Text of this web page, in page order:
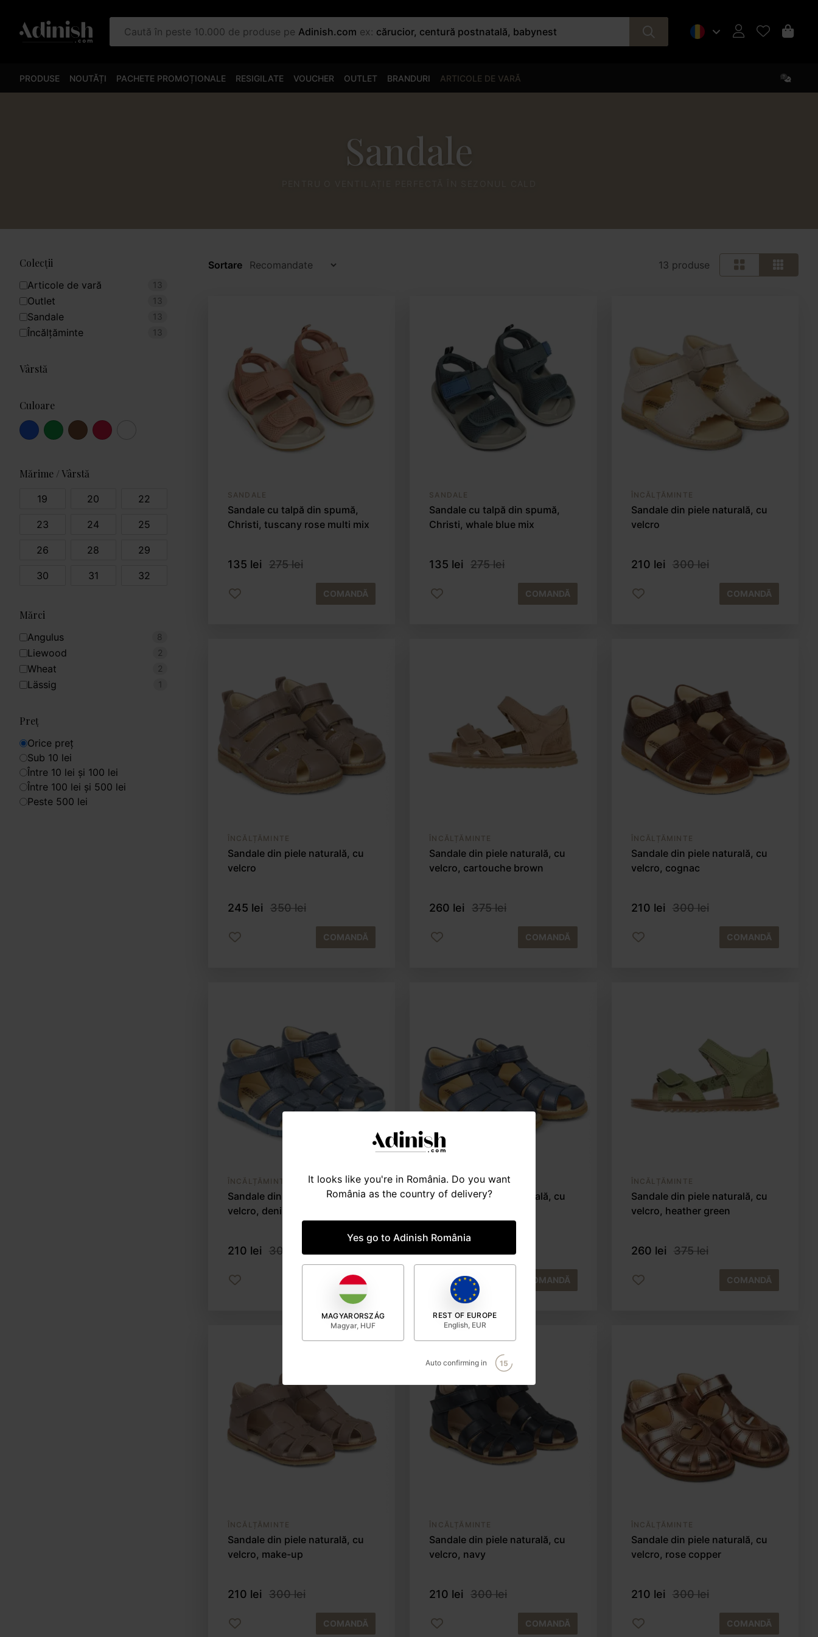
Caută în peste 10.000 de produse pe Adinish.com ex: cărucior, centură postnatală, babynest
PRODUSE NOUTĂȚI PACHETE PROMOȚIONALE RESIGILATE VOUCHER OUTLET BRANDURI ARTICOLE DE VARĂ
Sandale
Colecții
Articole de vară 13
Outlet 13
Sandale 13
Încălțăminte 13
Vârstă
Culoare
Mărime / Vârstă
19 20 22
23 24 25
26 28 29
30 31 32
Mărci
Angulus 8
Liewood 2
Wheat 2
Lässig 1
Preț
Orice preț
Sub 10 lei
Între 10 lei și 100 lei
Între 100 lei și 500 lei
Peste 500 lei
Sortare 13 produse
SANDALE
Sandale cu talpă din spumă,
Christi, tuscany rose multi mix
135 lei 275 lei
COMANDĂ
SANDALE
Sandale cu talpă din spumă,
Christi, whale blue mix
135 lei 275 lei
COMANDĂ
ÎNCĂLȚĂMINTE
Sandale din piele naturală, cu
velcro
210 lei 300 lei
COMANDĂ
ÎNCĂLȚĂMINTE
Sandale din piele naturală, cu
velcro
245 lei 350 lei
COMANDĂ
ÎNCĂLȚĂMINTE
Sandale din piele naturală, cu
velcro, cartouche brown
260 lei 375 lei
COMANDĂ
ÎNCĂLȚĂMINTE
Sandale din piele naturală, cu
velcro, cognac
210 lei 300 lei
COMANDĂ
ÎNCĂLȚĂMINTE
Sandale din piele naturală, cu
velcro, denim blue
210 lei 300 lei
COMANDĂ
ÎNCĂLȚĂMINTE
Sandale din piele naturală, cu
COMANDĂ
ÎNCĂLȚĂMINTE
Sandale din piele naturală, cu
velcro, heather green
260 lei 375 lei
COMANDĂ
ÎNCĂLȚĂMINTE
Sandale din piele naturală, cu
velcro, make-up
210 lei 300 lei
COMANDĂ
ÎNCĂLȚĂMINTE
Sandale din piele naturală, cu
velcro, navy
210 lei 300 lei
COMANDĂ
ÎNCĂLȚĂMINTE
Sandale din piele naturală, cu
velcro, rose copper
210 lei 300 lei
COMANDĂ
It looks like you're in România. Do you want
România as the country of delivery?
Yes go to Adinish România
MAGYARORSZÁG
Magyar, HUF
REST OF EUROPE
English, EUR
Auto confirming in 14